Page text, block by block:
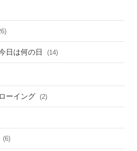
日は何の日 (14)
ーイング (2)
(6)